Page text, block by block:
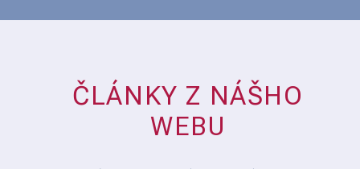
ČLÁNKY Z NÁŠHO
WEBU